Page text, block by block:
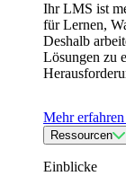
Ihr LMS ist
für Lernen,
Deshalb
Lösungen zu
Mehr erfahren
Ressourcen
Einblicke